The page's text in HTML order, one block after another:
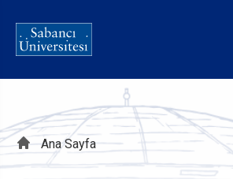
Sayfa
yolu
Ana Sayfa